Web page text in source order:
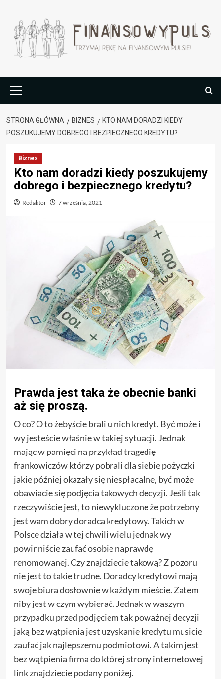
treści
główne
STRONA GŁÓWNA BIZNES
KTO NAM DORADZI KIEDY
POSZUKUJEMY DOBREGO I BEZPIECZNEGO KREDYTU?
Biznes
Kto nam doradzi kiedy poszukujemy
dobrego i bezpiecznego kredytu?
Redaktor 7 września, 2021
Prawda jest taka że obecnie banki
aż się proszą.
O co? O to żebyście brali u nich kredyt. Być może i
wy jesteście właśnie w takiej sytuacji. Jednak
mając w pamięci na przykład tragedię
frankowiczów którzy pobrali dla siebie pożyczki
jakie później okazały się niespłacalne, być może
obawiacie się podjęcia takowych decyzji. Jeśli tak
rzeczywiście jest, to niewykluczone że potrzebny
jest wam dobry doradca kredytowy. Takich w
Polsce działa w tej chwili wielu jednak wy
powinniście zaufać osobie naprawdę
renomowanej. Czy znajdziecie takową? Z pozoru
nie jest to takie trudne. Doradcy kredytowi mają
swoje biura dosłownie w każdym mieście. Zatem
niby jest w czym wybierać. Jednak w waszym
przypadku przed podjęciem tak poważnej decyzji
jaką bez wątpienia jest uzyskanie kredytu musicie
zaufać jak najlepszemu podmiotowi. A takim jest
bez wątpienia firma do której strony internetowej
link znajdziecie podany poniżej.